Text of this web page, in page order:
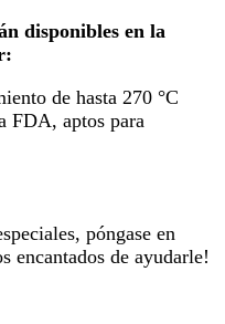
disponibles en la
de hasta 270 °C
FDA, aptos para
póngase en
encantados de ayudarle!